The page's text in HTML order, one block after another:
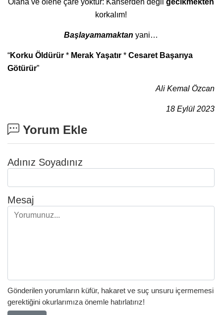
Olana ve ölene çare yoktur: Kanserden değil gecikmekten
korkalım!
Başlayamamaktan yani…
“Korku Öldürür * Merak Yaşatır * Cesaret Başarıya
Götürür”
Ali Kemal Özcan
18 Eylül 2023
Yorum Ekle
Adınız Soyadınız
Mesaj
Gönderilen yorumların küfür, hakaret ve suç unsuru içermemesi
gerektiğini okurlarımıza önemle hatırlatırız!